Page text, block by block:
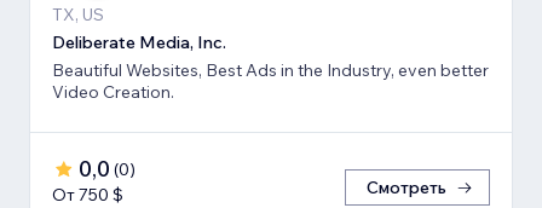
TX, US
Deliberate Media, Inc.
Beautiful Websites, Best Ads in the Industry, even better
Video Creation.
0,0 (0)
От 750 $
Смотреть